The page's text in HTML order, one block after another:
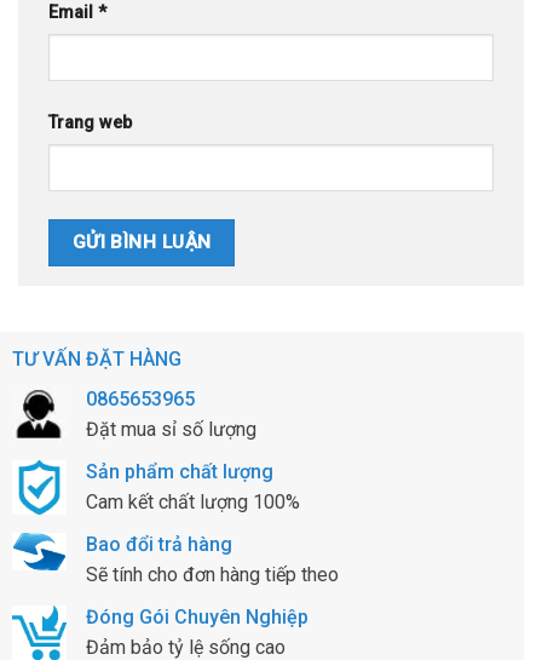
TƯ VẤN ĐẶT HÀNG
0865653965
Đặt mua sỉ số lượng
Sản phẩm chất lượng
Cam kết chất lượng 100%
Bao đổi trả hàng
Sẽ tính cho đơn hàng tiếp theo
Đóng Gói Chuyên Nghiệp
Đảm bảo tỷ lệ sống cao
Email *
Trang web